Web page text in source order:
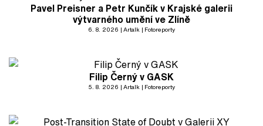
Pavel Preisner a Petr Kunčík v Krajské galerii
výtvarného umění ve Zlíně
6. 8. 2026 Artalk Fotoreporty
Filip Černý v GASK
5. 8. 2026 Artalk Fotoreporty